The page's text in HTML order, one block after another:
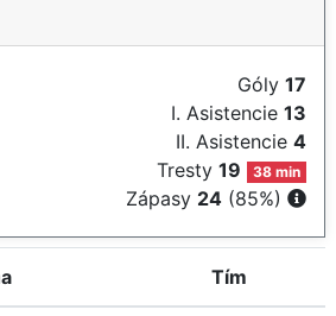
Góly 17
I. Asistencie 13
II. Asistencie 4
Tresty19 38 min
Zápasy 24 (85%)
Tím